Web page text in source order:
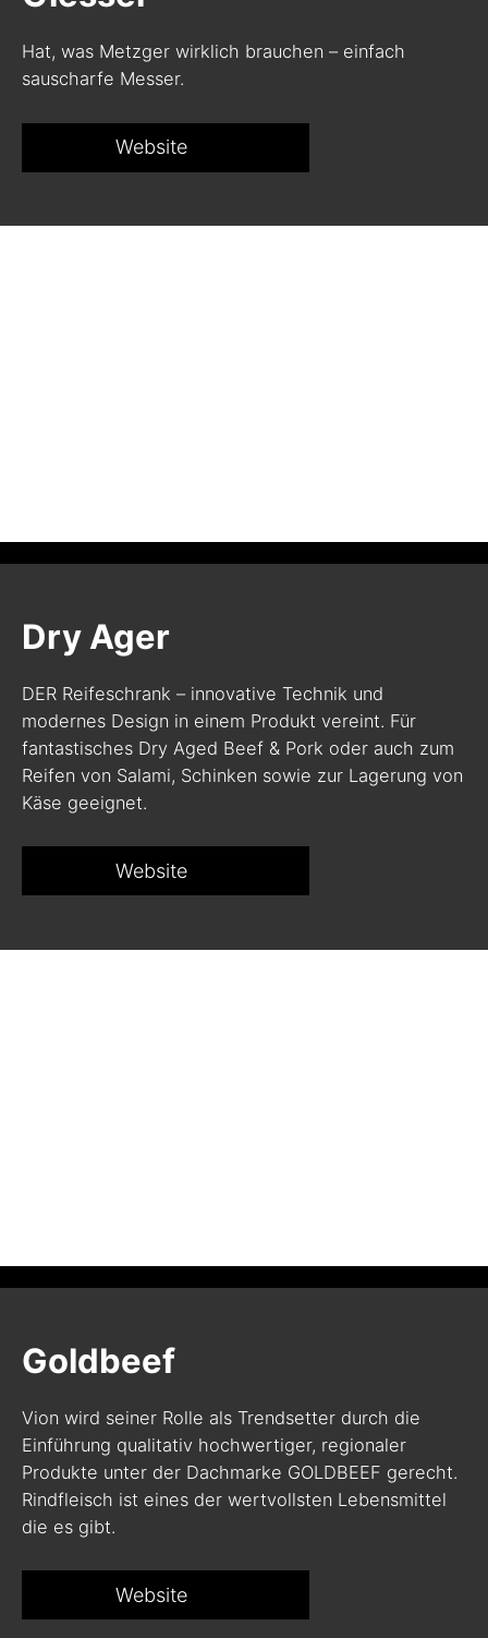
Hat, was Metzger wirklich brauchen – einfach
sauscharfe Messer.
Website
Dry Ager
DER Reifeschrank – innovative Technik und
modernes Design in einem Produkt vereint. Für
fantastisches Dry Aged Beef & Pork oder auch zum
Reifen von Salami, Schinken sowie zur Lagerung von
Käse geeignet.
Website
Goldbeef
Vion wird seiner Rolle als Trendsetter durch die
Einführung qualitativ hochwertiger, regionaler
Produkte unter der Dachmarke GOLDBEEF gerecht.
Rindfleisch ist eines der wertvollsten Lebensmittel
die es gibt.
Website